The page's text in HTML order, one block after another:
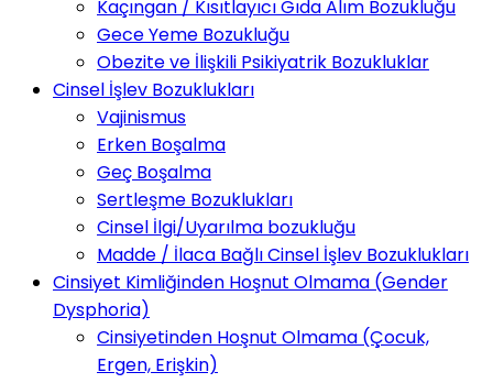
Kaçıngan / Kısıtlayıcı Gıda Alım Bozukluğu
Gece Yeme Bozukluğu
Obezite ve İlişkili Psikiyatrik Bozukluklar
Cinsel İşlev Bozuklukları
Vajinismus
Erken Boşalma
Geç Boşalma
Sertleşme Bozuklukları
Cinsel İlgi/Uyarılma bozukluğu
Madde / İlaca Bağlı Cinsel İşlev Bozuklukları
Cinsiyet Kimliğinden Hoşnut Olmama (Gender
Dysphoria)
Cinsiyetinden Hoşnut Olmama (Çocuk,
Ergen, Erişkin)